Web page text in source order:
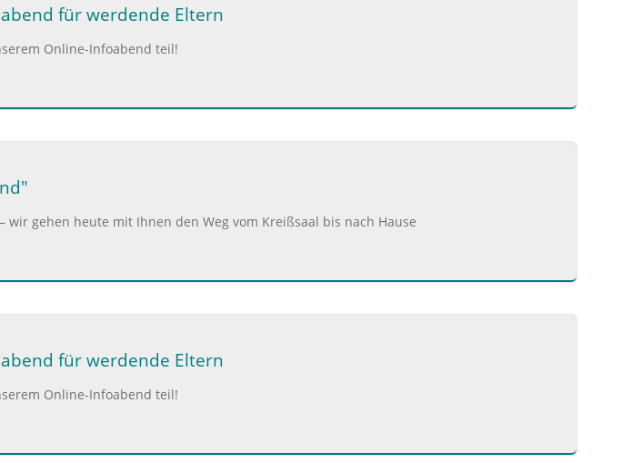
für werdende Eltern
Online-Infoabend teil!
gehen heute mit Ihnen den Weg vom Kreißsaal bis nach Hause
für werdende Eltern
Online-Infoabend teil!